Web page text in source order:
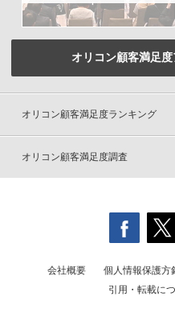
オリコン顧客満足
オリコン顧客満足度ランキング
オリコン顧客満足度調査
会社概要 個人情報保護方
引用・転載に